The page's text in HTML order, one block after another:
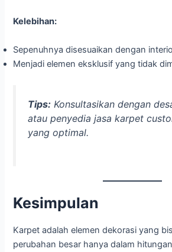
Kelebihan:
Sepenuhnya disesuaikan dengan
Menjadi elemen eksklusif yang tidak
Tips: Konsultasikan dengan
atau penyedia jasa karpet
yang optimal.
Kesimpulan
Karpet adalah elemen dekorasi yang
perubahan besar hanya dalam